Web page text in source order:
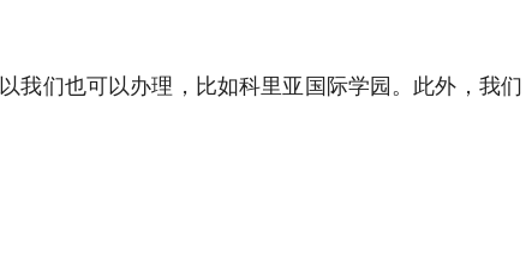
我们也可以办理，比如科里亚国际学园。此外，我们